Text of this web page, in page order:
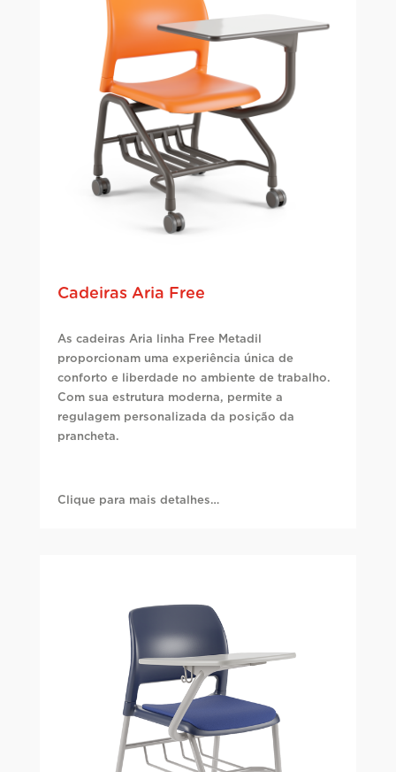
Cadeiras Aria Free
As cadeiras Aria linha Free Metadil
proporcionam uma experiência única de
conforto e liberdade no ambiente de trabalho.
Com sua estrutura moderna, permite a
regulagem personalizada da posição da
prancheta.
Clique para mais detalhes…